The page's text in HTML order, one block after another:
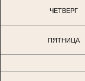
ЧЕТВЕРГ
ПЯТНИЦА